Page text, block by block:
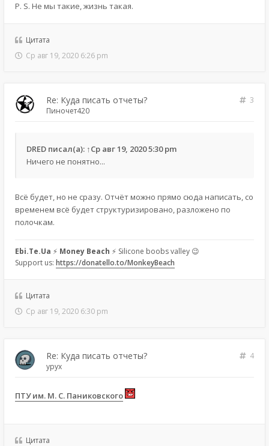
P. S. Не мы такие, жизнь такая.
Цитата
Ср авг 19, 2020 6:26 pm
Re: Куда писать отчеты?
3
Пиночет420
DRED писал(а): ↑Ср авг 19, 2020 5:30 pm
Ничего не понятно...
Всё будет, но не сразу. Отчёт можно прямо сюда написать, со
временем всё будет структуризировано, разложено по
полочкам.
Ebi.Te.Ua ⚡ Money Beach ⚡ Silicone boobs valley 😉
Support us: https://donatello.to/MonkeyBeach
Цитата
Ср авг 19, 2020 6:30 pm
Re: Куда писать отчеты?
4
ypyx
ПТУ им. М. С. Паниковского
Цитата